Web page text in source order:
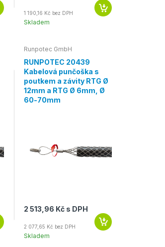
1 190,16 Kč bez DPH
Skladem
Runpotec GmbH
RUNPOTEC 20439
Kabelová punčoška s
poutkem a závity RTG Ø
12mm a RTG Ø 6mm, Ø
60-70mm
2 513,96 Kč s DPH
2 077,65 Kč bez DPH
Skladem